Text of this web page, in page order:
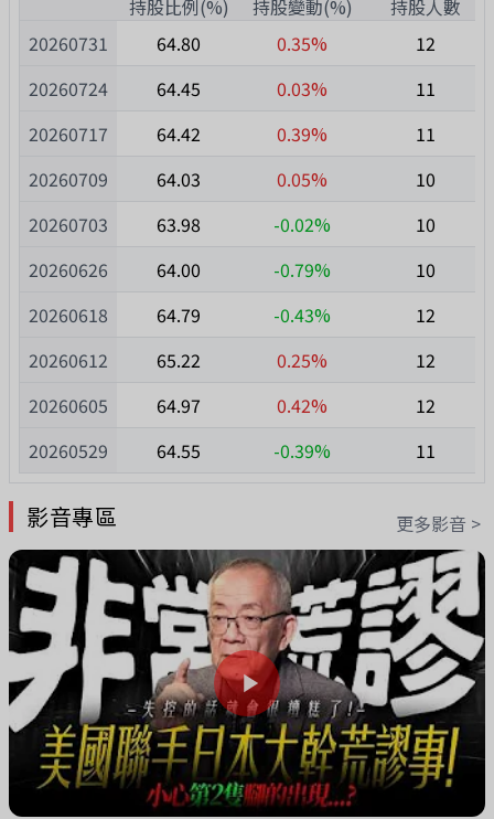
20260731
20260724
20260717
20260709
20260703
20260626
20260618
20260612
20260605
20260529
持股比例(%)
持股變動(%)
持股人數
64.80
0.35%
12
64.45
0.03%
11
64.42
0.39%
11
64.03
0.05%
10
63.98
-0.02%
10
64.00
-0.79%
10
64.79
-0.43%
12
65.22
0.25%
12
64.97
0.42%
12
64.55
-0.39% 11
影音專區 更多影音 >